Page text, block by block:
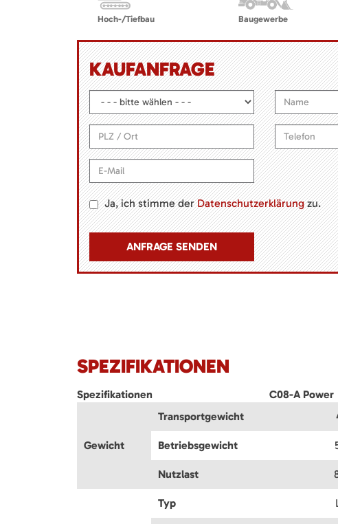
Hoch-/Tiefbau Baugewerbe
KAUFANFRAGE
Ja, ich stimme derDatenschutzerklärungzu.
SPEZIFIKATIONEN
Spezifikationen C08-A Power
Gewicht
Transportgewicht
Betriebsgewicht
Nutzlast
Typ